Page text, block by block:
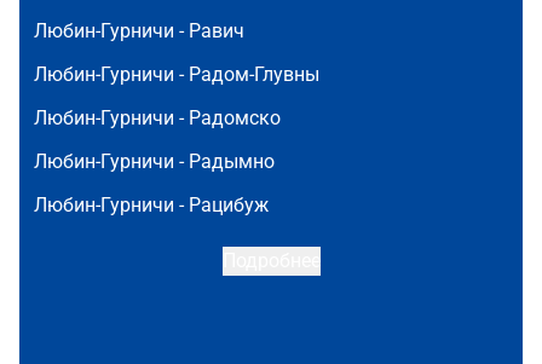
Любин-Гурничи - Равич
Любин-Гурничи - Радом-Глувны
Любин-Гурничи - Радомско
Любин-Гурничи - Радымно
Любин-Гурничи - Рацибуж